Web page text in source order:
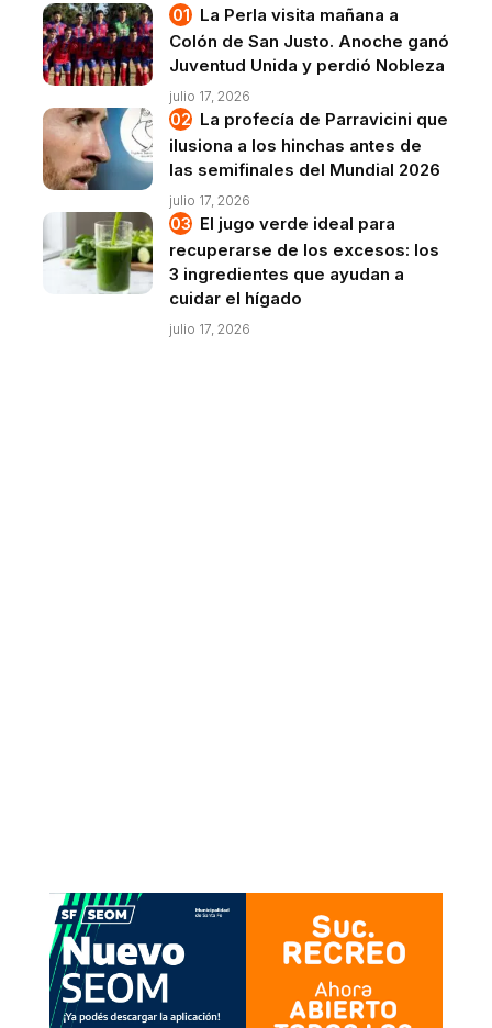
La Perla visita mañana a
Colón de San Justo. Anoche ganó
Juventud Unida y perdió Nobleza
julio 17, 2026
La profecía de Parravicini que
ilusiona a los hinchas antes de
las semifinales del Mundial 2026
julio 17, 2026
El jugo verde ideal para
recuperarse de los excesos: los
3 ingredientes que ayudan a
cuidar el hígado
julio 17, 2026